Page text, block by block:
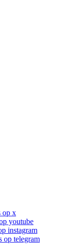
op x
youtube
instagram
op telegram